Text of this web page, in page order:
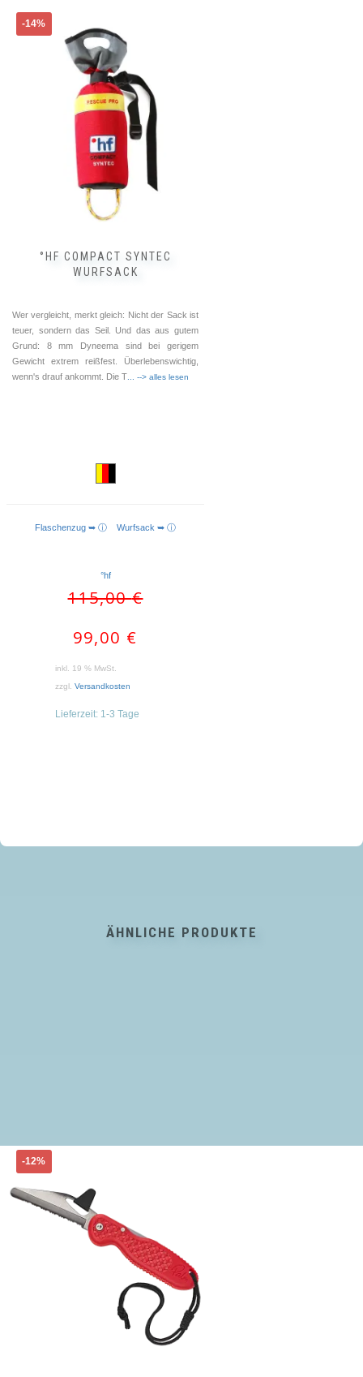
-14%
°HF COMPACT SYNTEC
WURFSACK
Wer vergleicht, merkt gleich: Nicht der Sack ist
teuer, sondern das Seil. Und das aus gutem
Grund: 8 mm Dyneema sind bei gerigem
Gewicht extrem reißfest. Überlebenswichtig,
wenn's drauf ankommt. Die T... --> alles lesen
Flaschenzug ➥ ⓘ Wurfsack ➥ ⓘ
°hf
115,00€
99,00 €
inkl. 19 % MwSt.
zzgl. Versandkosten
Lieferzeit: 1-3 Tage
ÄHNLICHE PRODUKTE
-12%